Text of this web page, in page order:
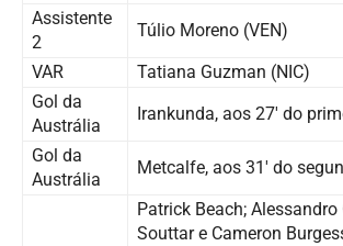
Assistente
2
Túlio Moreno (VEN)
VAR
Tatiana Guzman (NIC)
Gol da
Austrália
Irankunda, aos 27′ do
Gol da
Austrália
Metcalfe, aos 31′ do
Patrick Beach; Alessandro
Souttar e Cameron